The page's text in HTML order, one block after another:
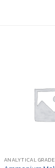
ANALYTICAL